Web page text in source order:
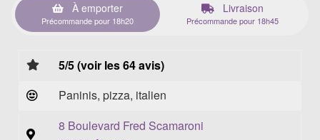
À emporter
Précommande pour 18h20
Livraison
Précommande pour 18h45
5/5 (voir les 64 avis)
Paninis, pizza, italien
8 Boulevard Fred Scamaroni